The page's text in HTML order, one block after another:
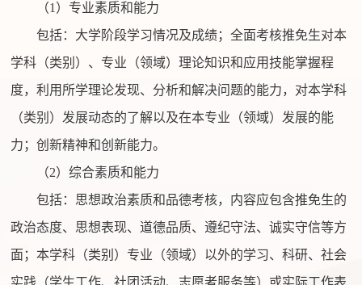
（1）专业素质和能力
包括：大学阶段学习情况及成绩；全面考核推免生对本
学科（类别）、专业（领域）理论知识和应用技能掌握程
度，利用所学理论发现、分析和解决问题的能力，对本学科
（类别）发展动态的了解以及在本专业（领域）发展的能
力；创新精神和创新能力。
（2）综合素质和能力
包括：思想政治素质和品德考核，内容应包含推免生的
政治态度、思想表现、道德品质、遵纪守法、诚实守信等方
面；本学科（类别）专业（领域）以外的学习、科研、社会